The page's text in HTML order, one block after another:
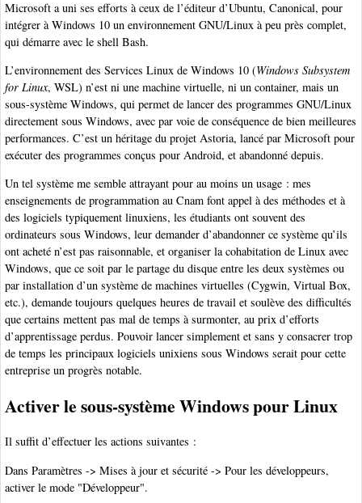
Microsoft a uni ses efforts à ceux de l’éditeur d’Ubuntu, Canonical, pour
intégrer à Windows 10 un environnement GNU/Linux à peu près complet,
qui démarre avec le shell Bash.
L’environnement des Services Linux de Windows 10 (Windows Subsystem
for Linux, WSL) n’est ni une machine virtuelle, ni un container, mais un
sous-système Windows, qui permet de lancer des programmes GNU/Linux
directement sous Windows, avec par voie de conséquence de bien meilleures
performances. C’est un héritage du projet Astoria, lancé par Microsoft pour
exécuter des programmes conçus pour Android, et abandonné depuis.
Un tel système me semble attrayant pour au moins un usage : mes
enseignements de programmation au Cnam font appel à des méthodes et à
des logiciels typiquement linuxiens, les étudiants ont souvent des
ordinateurs sous Windows, leur demander d’abandonner ce système qu’ils
ont acheté n’est pas raisonnable, et organiser la cohabitation de Linux avec
Windows, que ce soit par le partage du disque entre les deux systèmes ou
par installation d’un système de machines virtuelles (Cygwin, Virtual Box,
etc.), demande toujours quelques heures de travail et soulève des difficultés
que certains mettent pas mal de temps à surmonter, au prix d’efforts
d’apprentissage perdus. Pouvoir lancer simplement et sans y consacrer trop
de temps les principaux logiciels unixiens sous Windows serait pour cette
entreprise un progrès notable.
Activer le sous-système Windows pour Linux
Il suffit d’effectuer les actions suivantes :
Dans Paramètres -> Mises à jour et sécurité -> Pour les développeurs,
activer le mode "Développeur".